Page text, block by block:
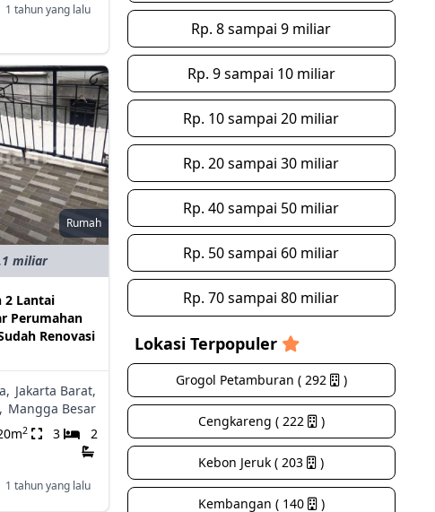
1 tahun yang lalu
Rumah
miliar
2 Lantai
Perumahan
Renovasi
Jakarta Barat,
Mangga Besar
2 3 2
1 tahun yang lalu
Rp. 8 sampai 9 miliar
Rp. 9 sampai 10 miliar
Rp. 10 sampai 20 miliar
Rp. 20 sampai 30 miliar
Rp. 40 sampai 50 miliar
Rp. 50 sampai 60 miliar
Rp. 70 sampai 80 miliar
Lokasi Terpopuler
Grogol Petamburan ( 292 )
Cengkareng ( 222 )
Kebon Jeruk ( 203 )
Kembangan ( 140 )